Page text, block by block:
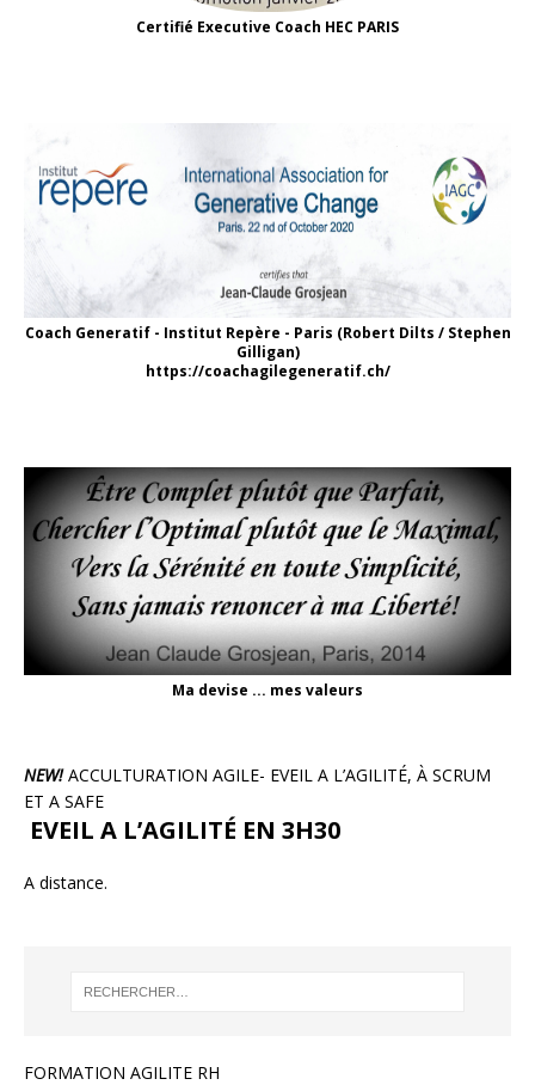
Certifié Executive Coach HEC PARIS
Coach Generatif - Institut Repère - Paris (Robert Dilts / Stephen
Gilligan)
https://coachagilegeneratif.ch/
Ma devise ... mes valeurs
NEW!ACCULTURATION AGILE- EVEIL A L’AGILITÉ, À SCRUM
ET A SAFE
EVEIL A L’AGILITÉ EN 3H30
A distance.
FORMATION AGILITE RH